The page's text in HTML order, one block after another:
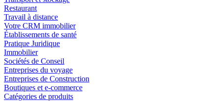
Restaurant
Travail à distance
Votre CRM immobilier
Établissements de santé
Pratique Juridique
Immobilier
Sociétés de Conseil
Entreprises du voyage
Entreprises de Construction
Boutiques et e-commerce
Catégories de produits